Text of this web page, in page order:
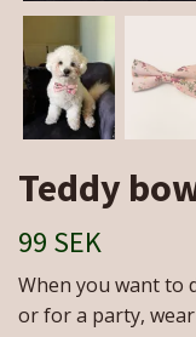
Teddy
99 SEK
When you want to
or for a party,